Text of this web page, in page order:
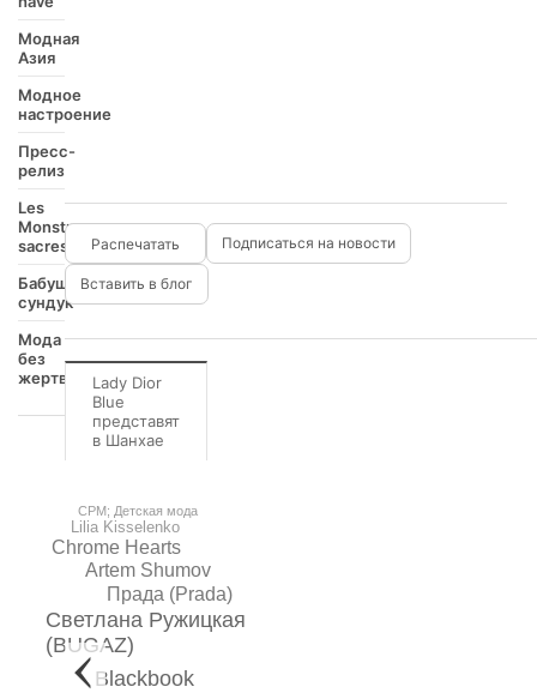
Модная
Азия
Модное
настроение
Пресс-
релиз
Les
Monstres
sacres
Бабушкин
сундук
Мода
без
жертв
Blackbook
Светлана Ружицкая
(BUGAZ)
Прада (Prada)
Chrome Hearts
Artem Shumov
Lilia Kisselenko
CPM; Детская мода
Подписаться на новости
Вставить в блог
Lady Dior
Blue
представят
в Шанхае